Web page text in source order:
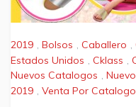
2019 , Bolsos , Caballero ,
Estados Unidos , Cklass ,
Nuevos Catalogos ,
2019 , Venta Por Catalogo